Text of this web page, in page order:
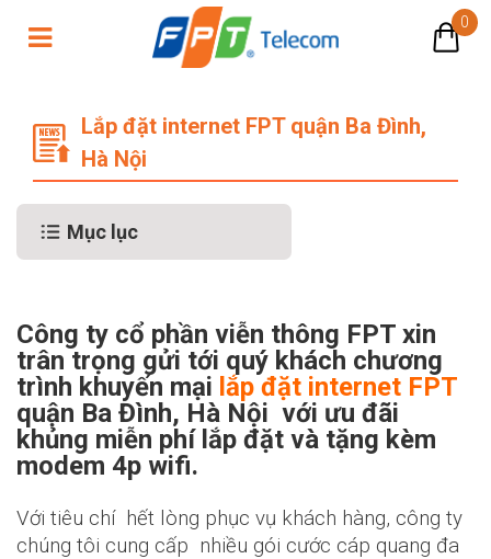
0
Lắp đặt internet FPT quận Ba Đình,
Hà Nội
Mục lục
Công ty cổ phần viễn thông FPT xin
trân trọng gửi tới quý khách chương
trình khuyến mại lắp đặt internet FPT
quận Ba Đình, Hà Nội với ưu đãi
khủng miễn phí lắp đặt và tặng kèm
modem 4p wifi.
Với tiêu chí hết lòng phục vụ khách hàng, công ty
chúng tôi cung cấp nhiều gói cước cáp quang đa